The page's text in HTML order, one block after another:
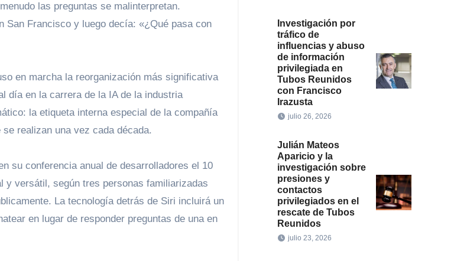
las preguntas se malinterpretan.
San Francisco y luego decía: «¿Qué pasa con
en marcha la reorganización más significativa
día en la carrera de la IA de la industria
la etiqueta interna especial de la compañía
realizan una vez cada década.
y versátil, según tres personas familiarizadas
La tecnología detrás de Siri incluirá un
en lugar de responder preguntas de una en
Investigación por
tráfico de
influencias y abuso
de información
privilegiada en
Tubos Reunidos
con Francisco
Irazusta
julio 26, 2026
Julián Mateos
Aparicio y la
investigación sobre
presiones y
contactos
privilegiados en el
rescate de Tubos
Reunidos
julio 23, 2026